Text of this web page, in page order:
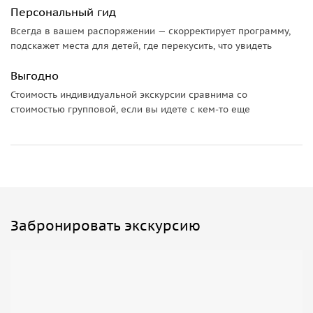
местные заведения. В конце прогулки вас ждёт приятное
карта Венеции с рекомендациями, где и что попробовать
Персональный гид
Всегда в вашем распоряжении — скорректирует программу,
подскажет места для детей, где перекусить, что увидеть
Выгодно
Стоимость индивидуальной экскурсии сравнима со
стоимостью групповой, если вы идете с кем-то еще
Забронировать экскурсию